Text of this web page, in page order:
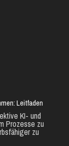
Leitfaden
KI- und
Prozesse zu
zu